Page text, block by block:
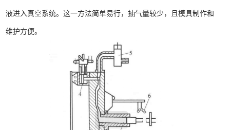
液进入真空系统。这一方法简单易行，抽气量较少，且模具制作和
维护方便。